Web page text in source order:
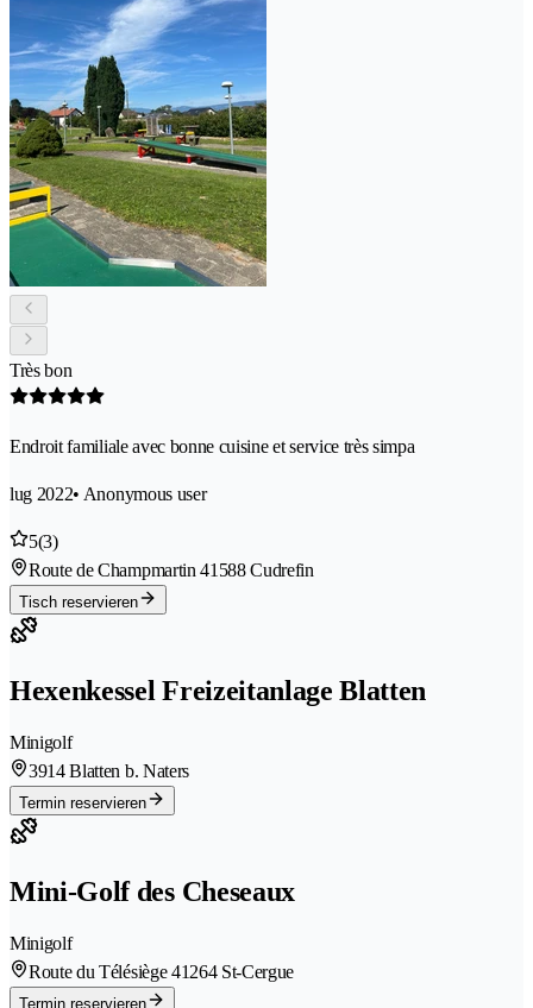
Très bon
Endroit familiale avec bonne cuisine et service très simpa
lug 2022• Anonymous user
5(3)
Route de Champmartin 41588 Cudrefin
Tisch reservieren
Hexenkessel Freizeitanlage Blatten
Minigolf
3914 Blatten b. Naters
Termin reservieren
Mini-Golf des Cheseaux
Minigolf
Route du Télésiège 41264 St-Cergue
Termin reservieren